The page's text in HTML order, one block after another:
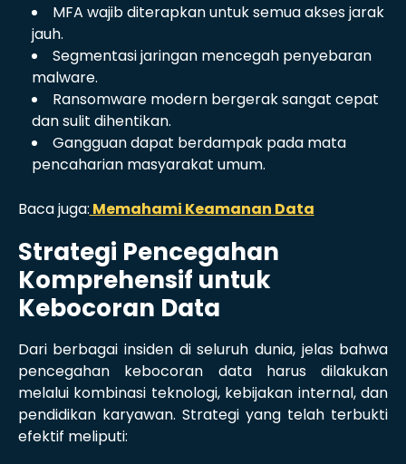
MFA wajib diterapkan untuk semua akses jarak
jauh.
Segmentasi jaringan mencegah penyebaran
malware.
Ransomware modern bergerak sangat cepat
dan sulit dihentikan.
Gangguan dapat berdampak pada mata
pencaharian masyarakat umum.
Baca juga: Memahami Keamanan Data
Strategi Pencegahan
Komprehensif untuk
Kebocoran Data
Dari berbagai insiden di seluruh dunia, jelas bahwa
pencegahan kebocoran data harus dilakukan
melalui kombinasi teknologi, kebijakan internal, dan
pendidikan karyawan. Strategi yang telah terbukti
efektif meliputi: